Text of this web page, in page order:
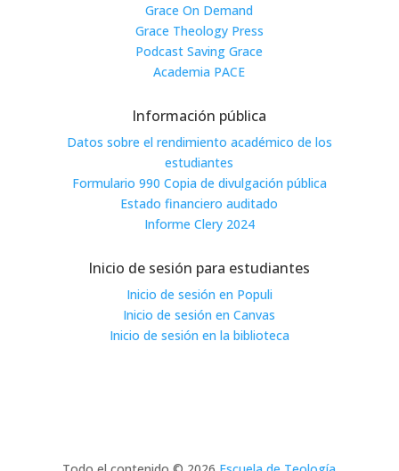
Grace On Demand
Grace Theology Press
Podcast Saving Grace
Academia PACE
Información pública
Datos sobre el rendimiento académico de los
estudiantes
Formulario 990 Copia de divulgación pública
Estado financiero auditado
Informe Clery 2024
Inicio de sesión para estudiantes
Inicio de sesión en Populi
Inicio de sesión en Canvas
Inicio de sesión en la biblioteca